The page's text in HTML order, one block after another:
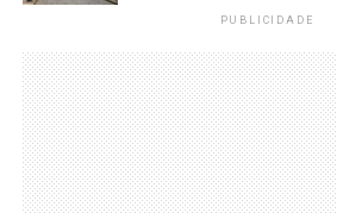
PUBLICIDADE